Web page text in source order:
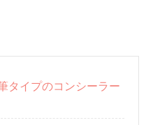
タイプのコンシーラー